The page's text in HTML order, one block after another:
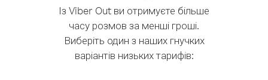
Із Viber Out ви отримуєте більше
часу розмов за менші гроші.
Виберіть один з наших гнучких
варіантів низьких тарифів: